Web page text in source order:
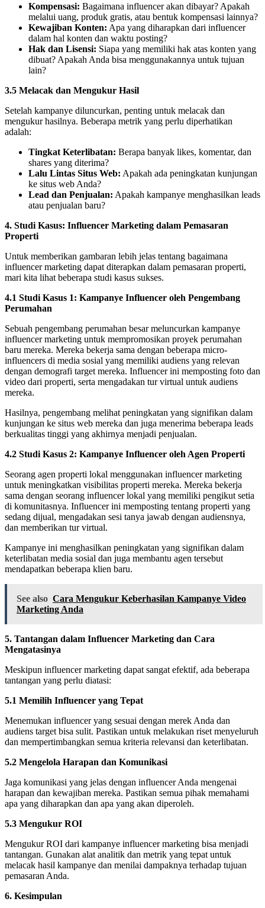
Kompensasi: Bagaimana influencer akan dibayar? Apakah
melalui uang, produk gratis, atau bentuk kompensasi lainnya?
Kewajiban Konten: Apa yang diharapkan dari influencer
dalam hal konten dan waktu posting?
Hak dan Lisensi: Siapa yang memiliki hak atas konten yang
dibuat? Apakah Anda bisa menggunakannya untuk tujuan
lain?
3.5 Melacak dan Mengukur Hasil
Setelah kampanye diluncurkan, penting untuk melacak dan
mengukur hasilnya. Beberapa metrik yang perlu diperhatikan
adalah:
Tingkat Keterlibatan: Berapa banyak likes, komentar, dan
shares yang diterima?
Lalu Lintas Situs Web: Apakah ada peningkatan kunjungan
ke situs web Anda?
Lead dan Penjualan: Apakah kampanye menghasilkan leads
atau penjualan baru?
4. Studi Kasus: Influencer Marketing dalam Pemasaran
Properti
Untuk memberikan gambaran lebih jelas tentang bagaimana
influencer marketing dapat diterapkan dalam pemasaran properti,
mari kita lihat beberapa studi kasus sukses.
4.1 Studi Kasus 1: Kampanye Influencer oleh Pengembang
Perumahan
Sebuah pengembang perumahan besar meluncurkan kampanye
influencer marketing untuk mempromosikan proyek perumahan
baru mereka. Mereka bekerja sama dengan beberapa micro-
influencers di media sosial yang memiliki audiens yang relevan
dengan demografi target mereka. Influencer ini memposting foto dan
video dari properti, serta mengadakan tur virtual untuk audiens
mereka.
Hasilnya, pengembang melihat peningkatan yang signifikan dalam
kunjungan ke situs web mereka dan juga menerima beberapa leads
berkualitas tinggi yang akhirnya menjadi penjualan.
4.2 Studi Kasus 2: Kampanye Influencer oleh Agen Properti
Seorang agen properti lokal menggunakan influencer marketing
untuk meningkatkan visibilitas properti mereka. Mereka bekerja
sama dengan seorang influencer lokal yang memiliki pengikut setia
di komunitasnya. Influencer ini memposting tentang properti yang
sedang dijual, mengadakan sesi tanya jawab dengan audiensnya,
dan memberikan tur virtual.
Kampanye ini menghasilkan peningkatan yang signifikan dalam
keterlibatan media sosial dan juga membantu agen tersebut
mendapatkan beberapa klien baru.
See also Cara Mengukur Keberhasilan Kampanye Video
Marketing Anda
5. Tantangan dalam Influencer Marketing dan Cara
Mengatasinya
Meskipun influencer marketing dapat sangat efektif, ada beberapa
tantangan yang perlu diatasi:
5.1 Memilih Influencer yang Tepat
Menemukan influencer yang sesuai dengan merek Anda dan
audiens target bisa sulit. Pastikan untuk melakukan riset menyeluruh
dan mempertimbangkan semua kriteria relevansi dan keterlibatan.
5.2 Mengelola Harapan dan Komunikasi
Jaga komunikasi yang jelas dengan influencer Anda mengenai
harapan dan kewajiban mereka. Pastikan semua pihak memahami
apa yang diharapkan dan apa yang akan diperoleh.
5.3 Mengukur ROI
Mengukur ROI dari kampanye influencer marketing bisa menjadi
tantangan. Gunakan alat analitik dan metrik yang tepat untuk
melacak hasil kampanye dan menilai dampaknya terhadap tujuan
pemasaran Anda.
6. Kesimpulan